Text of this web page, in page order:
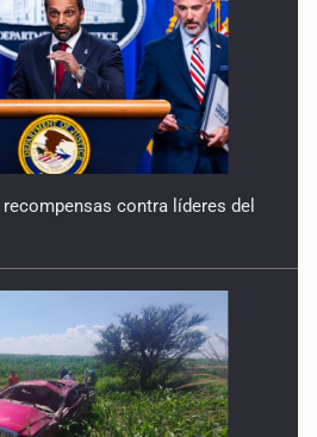
contra líderes del